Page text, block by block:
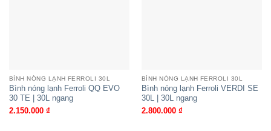
BÌNH NÓNG LẠNH FERROLI 30L
Bình nóng lạnh Ferroli QQ EVO
30 TE | 30L ngang
2.150.000 ₫
BÌNH NÓNG LẠNH FERROLI 30L
Bình nóng lạnh Ferroli VERDI SE
30L | 30L ngang
2.800.000 ₫